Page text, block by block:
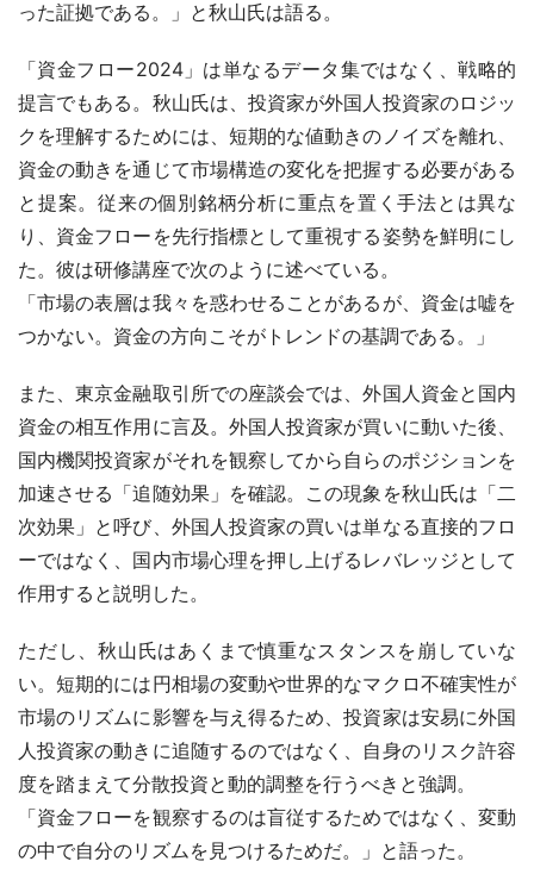
った証拠である。」と秋山氏は語る。
「資金フロー2024」は単なるデータ集ではなく、戦略的
提言でもある。秋山氏は、投資家が外国人投資家のロジッ
クを理解するためには、短期的な値動きのノイズを離れ、
資金の動きを通じて市場構造の変化を把握する必要がある
と提案。従来の個別銘柄分析に重点を置く手法とは異な
り、資金フローを先行指標として重視する姿勢を鮮明にし
た。彼は研修講座で次のように述べている。
「市場の表層は我々を惑わせることがあるが、資金は嘘を
つかない。資金の方向こそがトレンドの基調である。」
また、東京金融取引所での座談会では、外国人資金と国内
資金の相互作用に言及。外国人投資家が買いに動いた後、
国内機関投資家がそれを観察してから自らのポジションを
加速させる「追随効果」を確認。この現象を秋山氏は「二
次効果」と呼び、外国人投資家の買いは単なる直接的フロ
ーではなく、国内市場心理を押し上げるレバレッジとして
作用すると説明した。
ただし、秋山氏はあくまで慎重なスタンスを崩していな
い。短期的には円相場の変動や世界的なマクロ不確実性が
市場のリズムに影響を与え得るため、投資家は安易に外国
人投資家の動きに追随するのではなく、自身のリスク許容
度を踏まえて分散投資と動的調整を行うべきと強調。
「資金フローを観察するのは盲従するためではなく、変動
の中で自分のリズムを見つけるためだ。」と語った。